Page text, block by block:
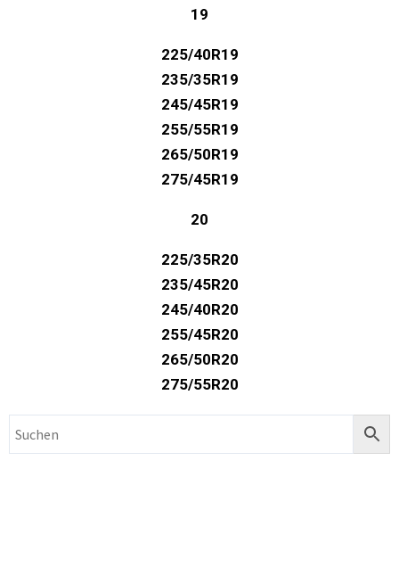
19
225/40R19
235/35R19
245/45R19
255/55R19
265/50R19
275/45R19
20
225/35R20
235/45R20
245/40R20
255/45R20
265/50R20
275/55R20